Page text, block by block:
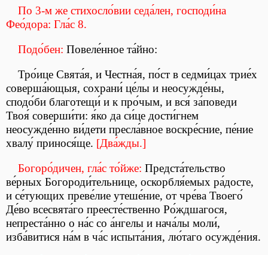
По 3-м же стихосло́вии седа́лен, господи́на
Фео́дора: Гла́с 8.
Подо́бен: Повеле́нное та́йно:
Тро́ице Свята́я, и Честна́я, по́ст в седми́цах трие́х
соверша́ющыя, сохрани́ це́лы и неосужде́ны,
сподо́би благотещи́ и к про́чым, и вся́ за́поведи
Твоя́ соверши́ти: я́ко да си́це дости́гнем
неосужде́нно ви́дети пресла́вное воскре́сние, пе́ние
хвалу́ принося́ще. [Два́жды.]
Богоро́дичен, гла́с то́йже: Предста́тельство
ве́рных Богороди́тельнице, оскорбля́емых ра́досте,
и се́тующих преве́лие утеше́ние, от чре́ва Твоего́
Де́во всесвята́го преесте́ственно Ро́ждшагося,
непреста́нно о на́с со а́нгелы и нача́лы моли́,
изба́витися на́м в ча́с испыта́ния, лю́таго осужде́ния.